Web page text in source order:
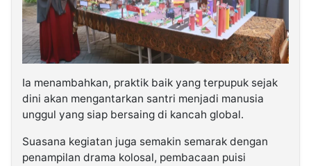
Ia menambahkan, praktik baik yang terpupuk sejak
dini akan mengantarkan santri menjadi manusia
unggul yang siap bersaing di kancah global.
Suasana kegiatan juga semakin semarak dengan
penampilan drama kolosal, pembacaan puisi